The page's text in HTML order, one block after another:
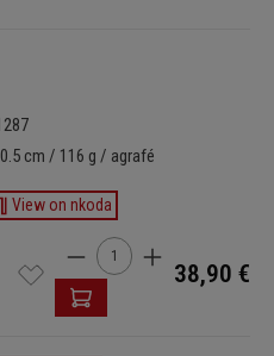
cm / 116 g / agrafé
View on nkoda
Quantité de produit :
38,90 €